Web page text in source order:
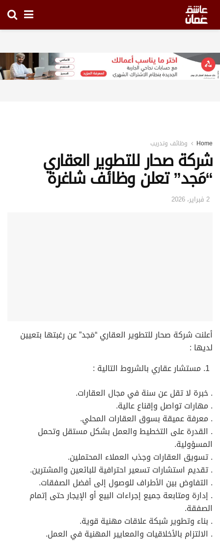
Home وظائف وتدريب
شركة صحار للتطوير العقاري
“مَجد” تعلن وظائف شاغرة
2 فبراير، 2026
أعلنت شركة صحار للتطوير العقاري “مَجد” عن رغبتها بتعيين
لديها :
مستشار عقاري بالشروط التالية :
. خبرة لا تقل عن سنة في مجال العقارات.
. مهارات تواصل وإقناع عالية.
. معرفة عميقة بسوق العقارات المحلي.
. القدرة على التخطيط والعمل بشكل مستقل وتحمل
المسؤولية.
. تسويق العقارات وجذب العملاء المحتملين.
. تقديم استشارات تسعير احترافية للبائعين والمشترين.
. التفاوض بين الأطراف للوصول إلى أفضل الصفقات.
. إدارة ومتابعة جميع إجراءات البيع أو الإيجار حتى إتمام
الصفقة.
. بناء وتطوير شبكة علاقات مهنية قوية.
. الالتزام بالأخلاقيات والمعايير المهنية في العمل.